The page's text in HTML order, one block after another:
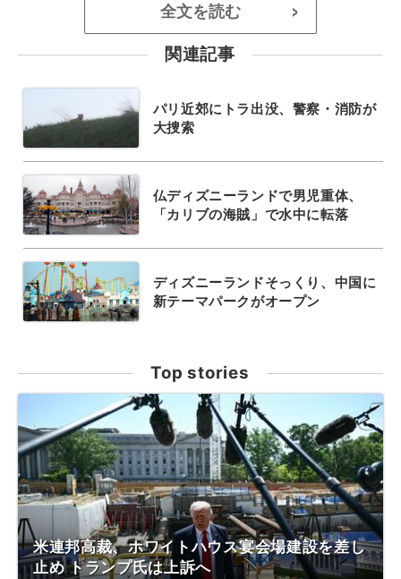
全文を読む >
関連記事
パリ近郊にトラ出没、警察・消防が
大捜索
仏ディズニーランドで男児重体、
「カリブの海賊」で水中に転落
ディズニーランドそっくり、中国に
新テーマパークがオープン
Top stories
米連邦高裁、ホワイトハウス宴会場建設を差し
止め トランプ氏は上訴へ